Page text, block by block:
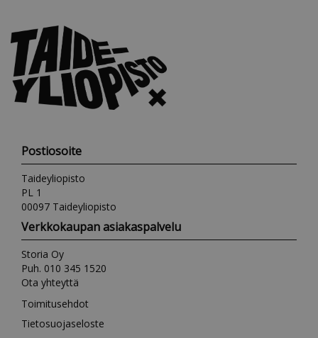
Postiosoite
Taideyliopisto
PL 1
00097 Taideyliopisto
Verkkokaupan asiakaspalvelu
Storia Oy
Puh. 010 345 1520
Ota yhteyttä
Toimitusehdot
Tietosuojaseloste